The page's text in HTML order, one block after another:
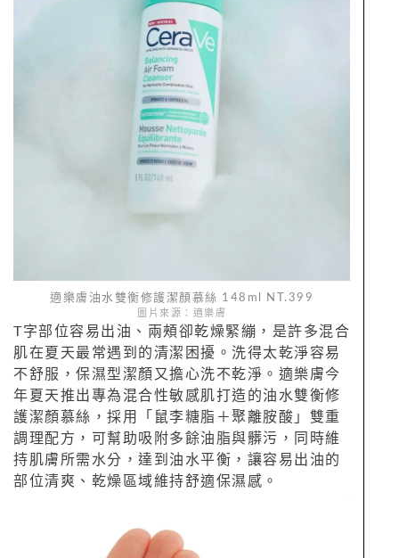
適樂膚油水雙衡修護潔顏慕絲 148ml NT.399
圖片來源：適樂膚
T字部位容易出油、兩頰卻乾燥緊繃，是許多混合
肌在夏天最常遇到的清潔困擾。洗得太乾淨容易
不舒服，保濕型潔顏又擔心洗不乾淨。適樂膚今
年夏天推出專為混合性敏感肌打造的油水雙衡修
護潔顏慕絲，採用「鼠李糖脂＋聚離胺酸」雙重
調理配方，可幫助吸附多餘油脂與髒污，同時維
持肌膚所需水分，達到油水平衡，讓容易出油的
部位清爽、乾燥區域維持舒適保濕感。